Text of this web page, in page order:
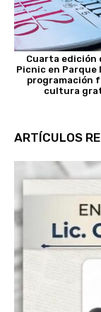
Cuarta edición
Picnic en Parque
programación
cultura
ARTÍCULOS